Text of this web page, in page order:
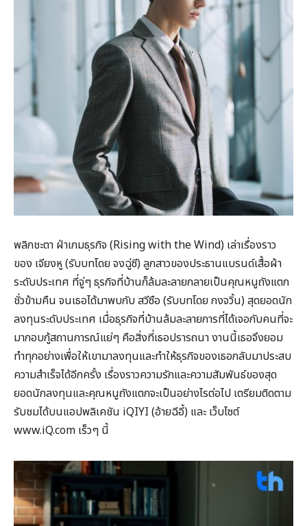
พลิกชะตา ฝ่าเกมธุรกิจ (Rising with the Wind) เล่าเรื่องราว
ของ เจียงหู (รับบทโดย จงฉู่ซี) ลูกสาวของประธานแบรนด์เสื้อผ้า
ระดับประเทศ ที่จู่ๆ ธุรกิจที่บ้านก็ล้มละลายกลายเป็นคุณหนูถังแตก
ชั่วข้ามคืน จนเธอได้มาพบกับ สวีซือ (รับบทโดย กงจวิ้น) สุดยอดนัก
ลงทุนระดับประเทศ เมื่อธุรกิจที่บ้านล้มละลายการที่ได้เจอกับคนที่จะ
มากอบกู้สถานการณ์แย่ๆ คือสิ่งที่เธอปรารถนา งานนี้เธอจึงยอม
ทำทุกอย่างเพื่อให้เขามาลงทุนและทำให้ธุรกิจของเธอกลับมาประสบ
ความสำเร็จได้อีกครั้ง เรื่องราวความรักและความสัมพันธ์ของสุด
ยอดนักลงทุนและคุณหนูถังแตกจะเป็นอย่างไรต่อไป เตรียมติดตาม
รับชมได้บนแอปพลิเคชัน iQIYI (อ้ายฉีอี้) และ เว็บไซต์
www.iQ.com เร็วๆ นี้